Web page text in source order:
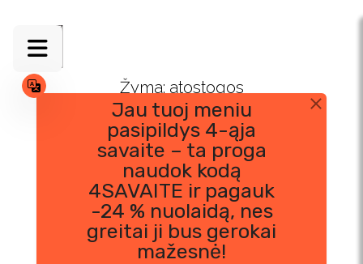
content
Jau tuoj meniu
pasipildys 4-ąja
savaite – ta proga
naudok kodą
4SAVAITE ir pagauk
-24 % nuolaidą, nes
greitai ji bus gerokai
mažesnė!
Žyma: atostogos